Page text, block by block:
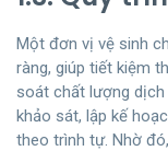
Một đơn vị vệ sinh
ràng, giúp tiết kiệm
soát chất lượng
khảo sát, lập kế
theo trình tự. Nhờ